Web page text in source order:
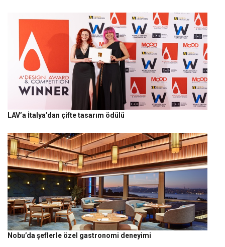
LAV’a İtalya’dan çifte tasarım ödülü
Nobu’da şeflerle özel gastronomi deneyimi